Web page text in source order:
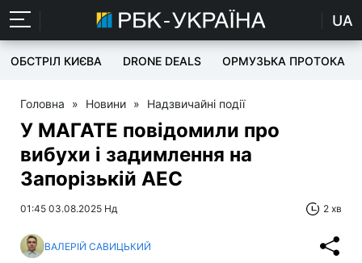
UA
ОБСТРІЛ КИЄВА DRONE DEALS ОРМУЗЬКА ПРОТОКА
Головна » Новини » Надзвичайні події
У МАГАТЕ повідомили про
вибухи і задимлення на
Запорізькій АЕС
01:45 03.08.2025 Нд 2 хв
ВАЛЕРІЙ САВИЦЬКИЙ